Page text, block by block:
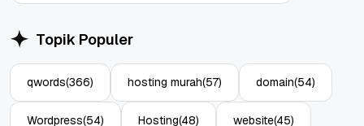
Topik Populer
qwords(366) hosting murah(57) domain(54)
Wordpress(54) Hosting(48) website(45)